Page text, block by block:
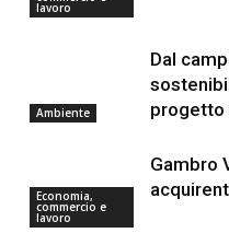
lavoro
Ambiente
Dal
progetto
Economia,
commercio e
lavoro
Gambro